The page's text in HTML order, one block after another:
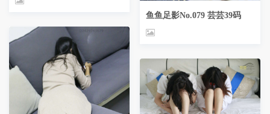
鱼鱼足影No.079 芸芸39码